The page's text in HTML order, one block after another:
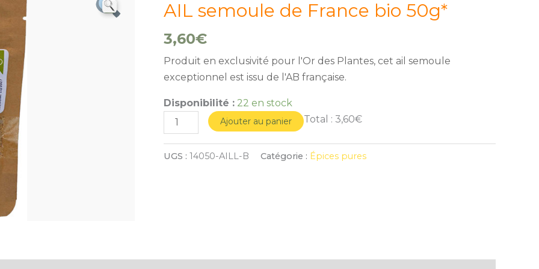
AIL semoule de France bio 50g*
3,60€
Produit en exclusivité pour l'Or des Plantes, cet ail semoule
exceptionnel est issu de l'AB française.
Disponibilité : 22 en stock
de
AIL
semoule
50g*
Ajouter au panier Total :3,60€
UGS : 14050-AILL-B Catégorie : Épices pures